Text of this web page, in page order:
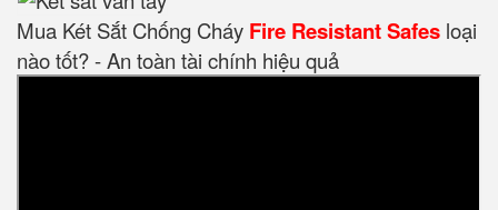
Mua Két Sắt Chống Cháy Fire Resistant Safes loại
nào tốt? - An toàn tài chính hiệu quả